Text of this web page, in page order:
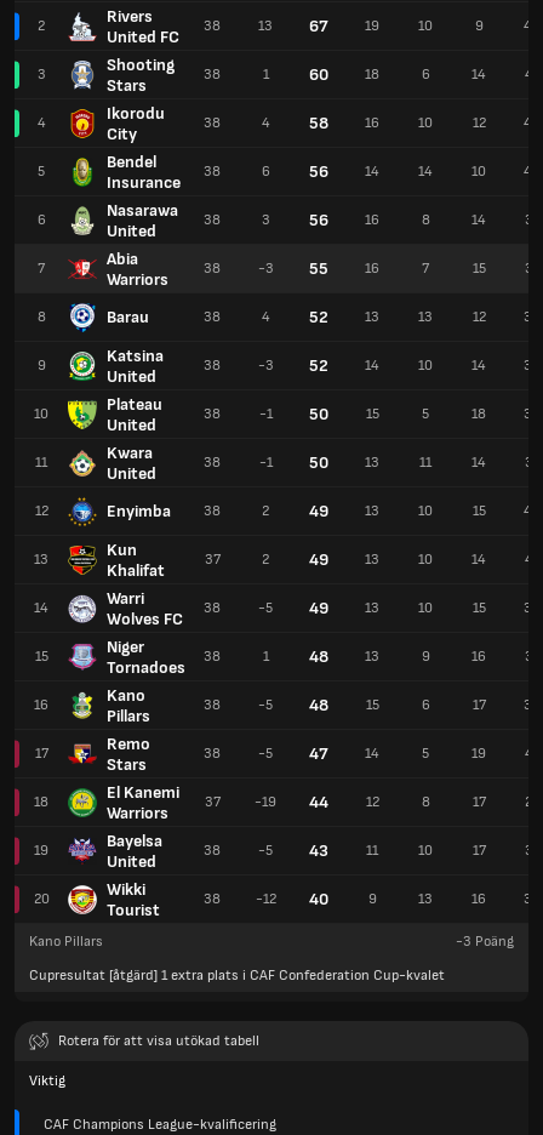
2
Rivers
United FC
3
Shooting
Stars
4
Ikorodu
City
5
Bendel
Insurance
6
Nasarawa
United
7
Abia
Warriors
8 Barau
9
Katsina
United
10
Plateau
United
11
Kwara
United
12 Enyimba
13
Kun
Khalifat
14
Warri
Wolves FC
15
Niger
Tornadoes
16
Kano
Pillars
17
Remo
Stars
18
El Kanemi
Warriors
19
Bayelsa
United
20
Wikki
Tourist
38 13 67 19 10 9 44
38 1 60 18 6 14 41
38 4 58 16 10 12 43
38 6 56 14 14 10 44
38 3 56 16 8 14 37
38 -3 55 16 7 15 31
38 4 52 13 13 12 34
38 -3 52 14 10 14 36
38 -1 50 15 5 18 39
38 -1 50 13 11 14 35
38 2 49 13 10 15 44
37 2 49 13 10 14 42
38 -5 49 13 10 15 36
38 1 48 13 9 16 37
38 -5 48 15 6 17 34
38 -5 47 14 5 19 42
37 -19 44 12 8 17 27
38 -5 43 11 10 17 37
38 -12 40 9 13 16 36
Kano Pillars -3 Poäng
Cupresultat [åtgärd] 1 extra plats i CAF Confederation Cup-kvalet
Rotera för att visa utökad tabell
Viktig
CAF Champions League-kvalificering